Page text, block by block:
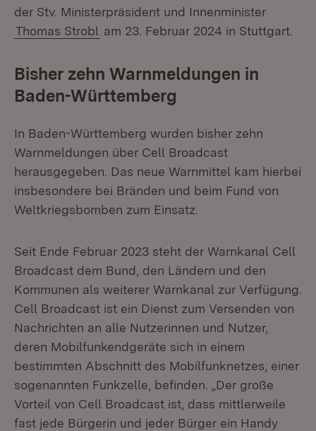
der Stv. Ministerpräsident und Innenminister
Thomas Strobl am 23. Februar 2024 in Stuttgart.
Bisher zehn Warnmeldungen in
Baden-Württemberg
In Baden-Württemberg wurden bisher zehn
Warnmeldungen über Cell Broadcast
herausgegeben. Das neue Warnmittel kam hierbei
insbesondere bei Bränden und beim Fund von
Weltkriegsbomben zum Einsatz.
Seit Ende Februar 2023 steht der Warnkanal Cell
Broadcast dem Bund, den Ländern und den
Kommunen als weiterer Warnkanal zur Verfügung.
Cell Broadcast ist ein Dienst zum Versenden von
Nachrichten an alle Nutzerinnen und Nutzer,
deren Mobilfunkendgeräte sich in einem
bestimmten Abschnitt des Mobilfunknetzes, einer
sogenannten Funkzelle, befinden. „Der große
Vorteil von Cell Broadcast ist, dass mittlerweile
fast jede Bürgerin und jeder Bürger ein Handy